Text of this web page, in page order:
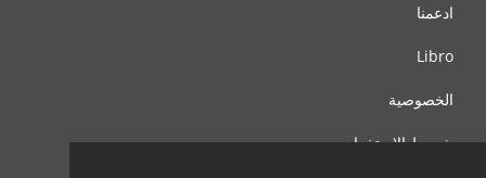
ادعمنا
Libro
الخصوصية
شروط الإستخدام